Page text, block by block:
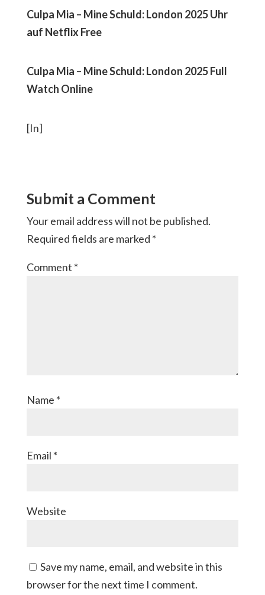
Culpa Mia – Mine Schuld: London 2025 Uhr
auf Netflix Free
Culpa Mia – Mine Schuld: London 2025 Full
Watch Online
[In]
Submit a Comment
Your email address will not be published.
Required fields are marked *
Comment *
Name *
Email *
Website
Save my name, email, and website in this
browser for the next time I comment.